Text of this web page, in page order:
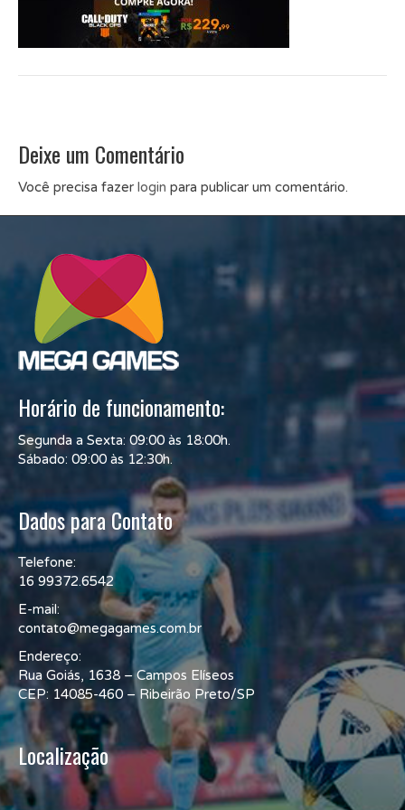
Deixe um Comentário
Você precisa fazer login para publicar um comentário.
Horário de funcionamento:
Segunda a Sexta: 09:00 às 18:00h.
Sábado: 09:00 às 12:30h.
Dados para Contato
Telefone:
16 99372.6542
E-mail:
contato@megagames.com.br
Endereço:
Rua Goiás, 1638 – Campos Elíseos
CEP: 14085-460 – Ribeirão Preto/SP
Localização